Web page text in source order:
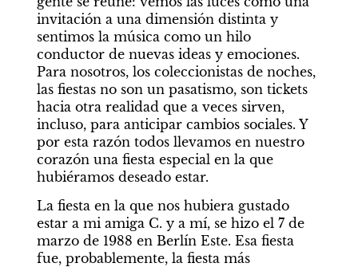
invitación a una dimensión distinta y
sentimos la música como un hilo
conductor de nuevas ideas y emociones.
Para nosotros, los coleccionistas de noches,
las fiestas no son un pasatismo, son tickets
hacia otra realidad que a veces sirven,
incluso, para anticipar cambios sociales. Y
por esta razón todos llevamos en nuestro
corazón una fiesta especial en la que
hubiéramos deseado estar.
La fiesta en la que nos hubiera gustado
estar a mi amiga C. y a mí, se hizo el 7 de
marzo de 1988 en Berlín Este. Esa fiesta
fue, probablemente, la fiesta más